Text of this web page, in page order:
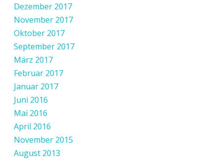
Dezember 2017
November 2017
Oktober 2017
September 2017
März 2017
Februar 2017
Januar 2017
Juni 2016
Mai 2016
April 2016
November 2015
August 2013